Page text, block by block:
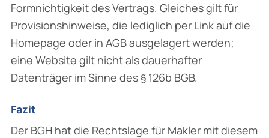
Formnichtigkeit des Vertrags. Gleiches gilt für
Provisionshinweise, die lediglich per Link auf die
Homepage oder in AGB ausgelagert werden;
eine Website gilt nicht als dauerhafter
Datenträger im Sinne des § 126b BGB.
Fazit
Der BGH hat die Rechtslage für Makler mit diesem